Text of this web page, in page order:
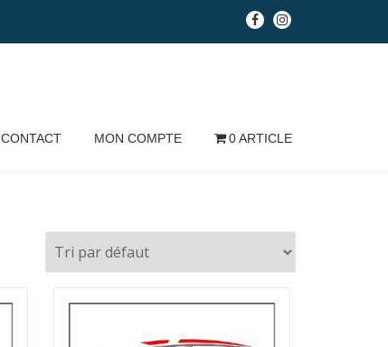
fa-
facebook
fa-
instagram
CONTACT MON COMPTE 0 ARTICLE